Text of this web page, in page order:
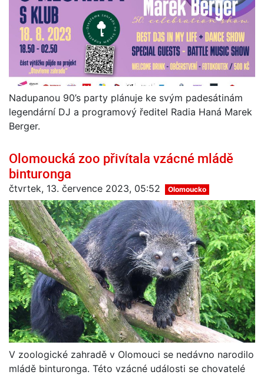
Nadupanou 90’s party plánuje ke svým padesátinám
legendární DJ a programový ředitel Radia Haná Marek
Berger.
Olomoucká zoo přivítala vzácné mládě
binturonga
čtvrtek, 13. července 2023, 05:52 Olomoucko
V zoologické zahradě v Olomouci se nedávno narodilo
mládě binturonga. Této vzácné události se chovatelé